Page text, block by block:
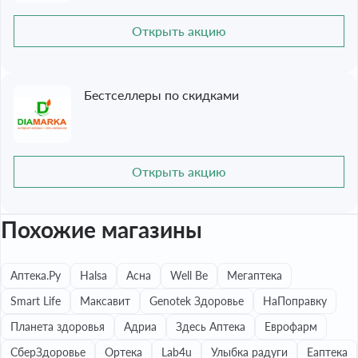
Открыть акцию
Бестселлеры по скидками
Открыть акцию
Похожие магазины
Аптека.Ру Halsa Асна Well Be
Мегаптека
Smart Life
Максавит Genotek Здоровье
НаПоправку
Планета здоровья
Адриа Здесь Аптека
Еврофарм
СберЗдоровье
Ортека Lab4u Улыбка радуги Еаптека